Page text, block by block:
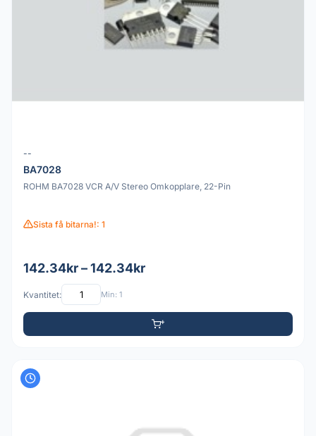
--
BA7028
ROHM BA7028 VCR A/V Stereo Omkopplare, 22-Pin
Sista få bitarna!: 1
142.34kr – 142.34kr
Kvantitet: Min: 1